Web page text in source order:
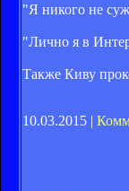
"Я никого не
"Лично я в
Также Киву
10.03.2015 |